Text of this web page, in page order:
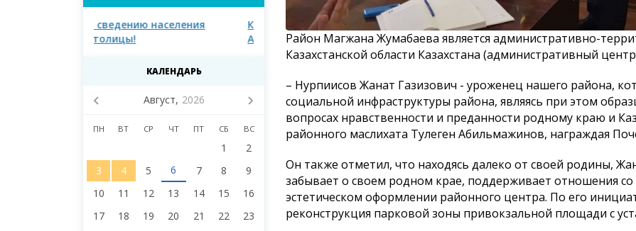
К сведению населения города
Астаны!
К сведению населения города
Астаны и депутатов
маслихата города Астаны
Паспорт бюджетной
программы
К сведению
столицы!
КАЛЕНДАРЬ
Август, 2026
ПН ВТ СР ЧТ ПТ СБ ВС
1
2
3
4 5 6 7 8
9
10
11 12 13 14 15
16
17
18 19 20 21 22
23
Район Магжана Жумабаева является административно-
Казахстанской области Казахстана (административный
– Нурпиисов Жанат Газизович - уроженец нашего района,
социальной инфраструктуры района, являясь при этом
вопросах нравственности и преданности родному краю и
районного маслихата Тулеген Абильмажинов, награждая
Он также отметил, что находясь далеко от своей родины,
забывает о своем родном крае, поддерживает отношения
эстетическом оформлении районного центра. По его
реконструкция парковой зоны привокзальной площади с